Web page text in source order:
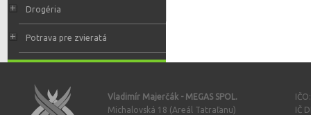
Drogéria
Potrava pre zvieratá
Vladimír Majerčák - MEGAS SPOL.
Michalovská 18 (Areál Tatraľanu)
IČ